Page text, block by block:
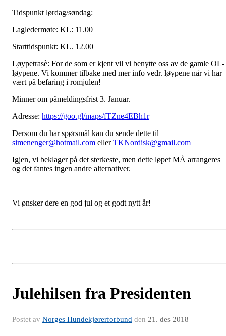
Tidspunkt lørdag/søndag:
Lagledermøte: KL: 11.00
Starttidspunkt: KL. 12.00
Løypetrasè: For de som er kjent vil vi benytte oss av de gamle OL-
løypene. Vi kommer tilbake med mer info vedr. løypene når vi har
vært på befaring i romjulen!
Minner om påmeldingsfrist 3. Januar.
Adresse: https://goo.gl/maps/fTZne4EBh1r
Dersom du har spørsmål kan du sende dette til
simenenger@hotmail.com ellerTKNordisk@gmail.com
Igjen, vi beklager på det sterkeste, men dette løpet MÅ arrangeres
og det fantes ingen andre alternativer.
Vi ønsker dere en god jul og et godt nytt år!
Julehilsen fra Presidenten
Postet av Norges Hundekjørerforbund den 21. des 2018